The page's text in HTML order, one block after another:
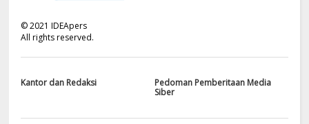
©2021 IDEApers
All rights reserved.
Kantor dan Redaksi
Pedoman Pemberitaan Media
Siber